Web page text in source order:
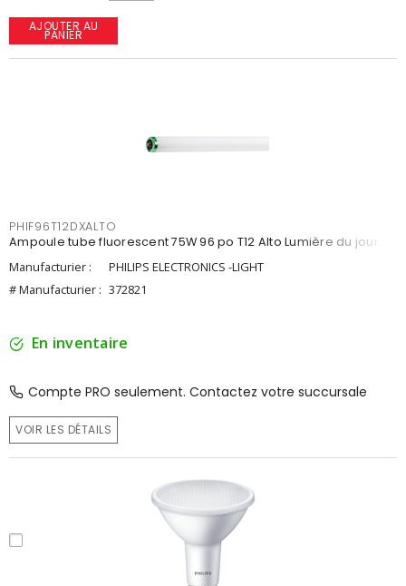
AJOUTER AU
PANIER
PHIF96T12DXALTO
Ampoule tube fluorescent 75W 96 po T12 Alto Lumière du jour
Manufacturier :
PHILIPS ELECTRONICS -LIGHT
# Manufacturier : 372821
En inventaire
Compte PRO seulement. Contactez votre succursale
VOIR LES DÉTAILS